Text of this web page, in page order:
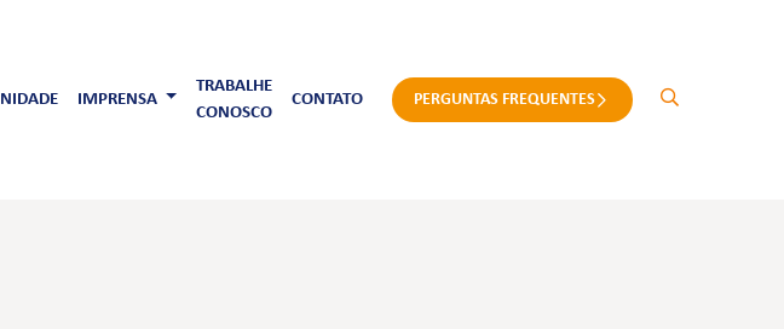
IMPRENSA
TRABALHE
CONOSCO
CONTATO PERGUNTAS FREQUENTES